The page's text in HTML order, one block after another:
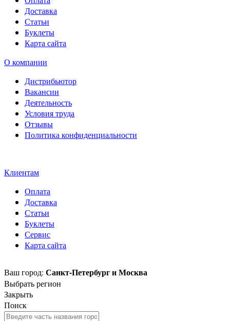
Доставка
Статьи
Буклеты
Карта сайта
О компании
Дистрибьютор
Вакансии
Деятельность
Условия труда
Отзывы
Политика конфиденциальности
Клиентам
Оплата
Доставка
Статьи
Буклеты
Сервис
Карта сайта
Ваш город: Санкт-Петербург и Москва
Выбрать регион
Закрыть
Поиск